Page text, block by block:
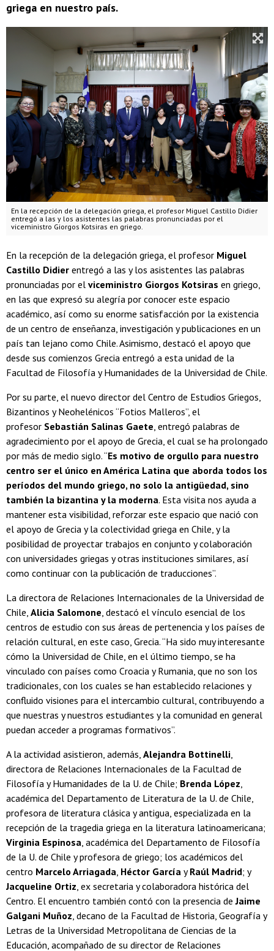
griega en nuestro país.
En la recepción de la delegación griega, el profesor Miguel Castillo Didier
entregó a las y los asistentes las palabras pronunciadas por el
viceministro Giorgos Kotsiras en griego.
En la recepción de la delegación griega, el profesor Miguel
Castillo Didier entregó a las y los asistentes las palabras
pronunciadas por el viceministro Giorgos Kotsiras en griego,
en las que expresó su alegría por conocer este espacio
académico, así como su enorme satisfacción por la existencia
de un centro de enseñanza, investigación y publicaciones en un
país tan lejano como Chile. Asimismo, destacó el apoyo que
desde sus comienzos Grecia entregó a esta unidad de la
Facultad de Filosofía y Humanidades de la Universidad de Chile.
Por su parte, el nuevo director del Centro de Estudios Griegos,
Bizantinos y Neohelénicos “Fotios Malleros”, el
profesor Sebastián Salinas Gaete , entregó palabras de
agradecimiento por el apoyo de Grecia, el cual se ha prolongado
por más de medio siglo. “Es motivo de orgullo para nuestro
centro ser el único en América Latina que aborda todos los
períodos del mundo griego, no solo la antigüedad, sino
también la bizantina y la moderna. Esta visita nos ayuda a
mantener esta visibilidad, reforzar este espacio que nació con
el apoyo de Grecia y la colectividad griega en Chile, y la
posibilidad de proyectar trabajos en conjunto y colaboración
con universidades griegas y otras instituciones similares, así
como continuar con la publicación de traducciones”.
La directora de Relaciones Internacionales de la Universidad de
Chile, Alicia Salomone , destacó el vínculo esencial de los
centros de estudio con sus áreas de pertenencia y los países de
relación cultural, en este caso, Grecia. “Ha sido muy interesante
cómo la Universidad de Chile, en el último tiempo, se ha
vinculado con países como Croacia y Rumania, que no son los
tradicionales, con los cuales se han establecido relaciones y
confluido visiones para el intercambio cultural, contribuyendo a
que nuestras y nuestros estudiantes y la comunidad en general
puedan acceder a programas formativos”.
A la actividad asistieron, además, Alejandra Bottinelli
directora de Relaciones Internacionales de la Facultad de
Filosofía y Humanidades de la U. de Chile; Brenda López
académica del Departamento de Literatura de la U. de Chile,
profesora de literatura clásica y antigua, especializada en la
recepción de la tragedia griega en la literatura latinoamericana;
Virginia Espinosa , académica del Departamento de Filosofía
de la U. de Chile y profesora de griego; los académicos del
centro Marcelo Arriagada Héctor García yRaúl Madrid; y
Jacqueline Ortiz , ex secretaria y colaboradora histórica del
Centro. El encuentro también contó con la presencia deJaime
Galgani Muñoz , decano de la Facultad de Historia, Geografía y
Letras de la Universidad Metropolitana de Ciencias de la
Educación, acompañado de su director de Relaciones